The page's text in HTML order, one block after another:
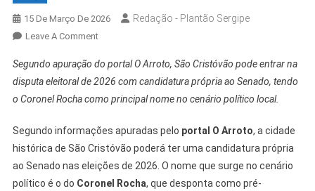
15 De Março De 2026 Redação - Plantão Sergipe
Leave A CommentOn
Cristóvão
Terá
Candidatura
Ao
Senado
Segundo apuração do portal O Arroto, São Cristóvão pode entrar na
disputa eleitoral de 2026 com candidatura própria ao Senado, tendo
o Coronel Rocha como principal nome no cenário político local.
Segundo informações apuradas pelo portal O Arroto, a cidade
histórica de São Cristóvão poderá ter uma candidatura própria
ao Senado nas eleições de 2026. O nome que surge no cenário
político é o do Coronel Rocha, que desponta como pré-